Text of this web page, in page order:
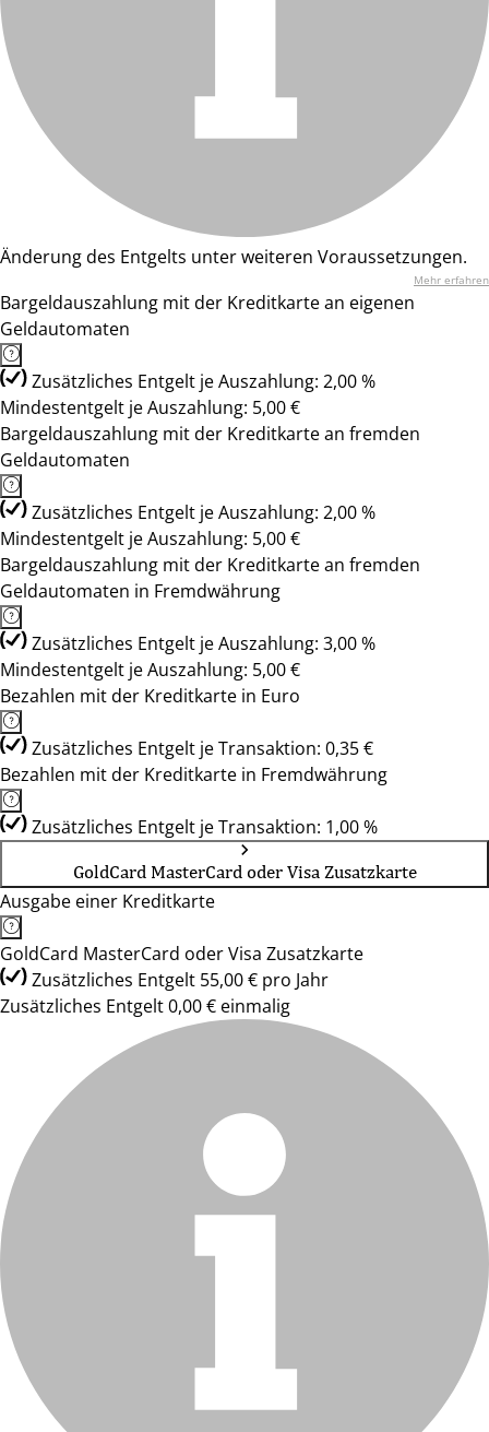
Änderung des Entgelts unter weiteren Voraussetzungen.
Mehr erfahren
Bargeldauszahlung mit der Kreditkarte an eigenen
Geldautomaten
Zusätzliches Entgelt je Auszahlung: 2,00 %
Mindestentgelt je Auszahlung: 5,00 €
Bargeldauszahlung mit der Kreditkarte an fremden
Geldautomaten
Zusätzliches Entgelt je Auszahlung: 2,00 %
Mindestentgelt je Auszahlung: 5,00 €
Bargeldauszahlung mit der Kreditkarte an fremden
Geldautomaten in Fremdwährung
Zusätzliches Entgelt je Auszahlung: 3,00 %
Mindestentgelt je Auszahlung: 5,00 €
Bezahlen mit der Kreditkarte in Euro
Zusätzliches Entgelt je Transaktion: 0,35 €
Bezahlen mit der Kreditkarte in Fremdwährung
Zusätzliches Entgelt je Transaktion: 1,00 %
GoldCard MasterCard oder Visa Zusatzkarte
Ausgabe einer Kreditkarte
GoldCard MasterCard oder Visa Zusatzkarte
Zusätzliches Entgelt 55,00 € pro Jahr
Zusätzliches Entgelt 0,00 € einmalig